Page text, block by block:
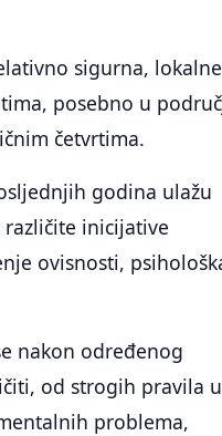
sigurna, lokalne
posebno u
četvrtima.
godina ulažu
inicijative
ovisnosti,
nakon određenog
od strogih pravila u
problema,